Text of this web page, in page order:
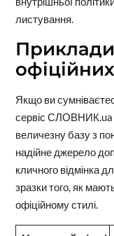
листування.
Якщо ви
сервіс СЛОВНИК.ua
величезну базу з
надійне джерело
кличного відмінка
зразки того, як
офіційному стилі.